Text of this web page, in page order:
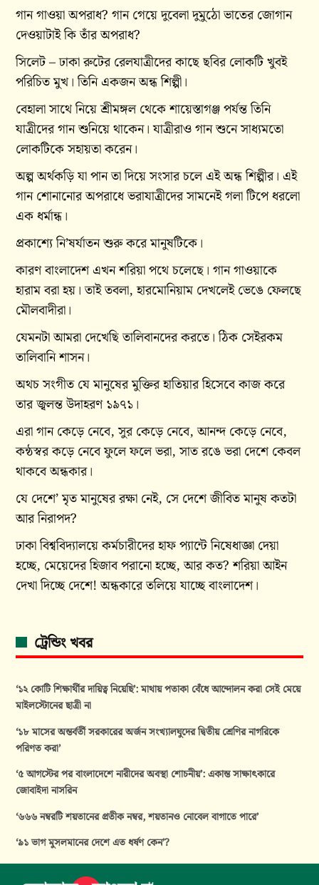
গান গাওয়া অপরাধ? গান গেয়ে দুবেলা দুমুঠো ভাতের জোগান
দেওয়াটাই কি তাঁর অপরাধ?
সিলেট – ঢাকা রুটের রেলযাত্রীদের কাছে ছবির লোকটি খুবই
পরিচিত মুখ। তিনি একজন অন্ধ শিল্পী।
বেহালা সাথে নিয়ে শ্রীমঙ্গল থেকে শায়েস্তাগঞ্জ পর্যন্ত তিনি
যাত্রীদের গান শুনিয়ে থাকেন। যাত্রীরাও গান শুনে সাধ্যমতো
লোকটিকে সহায়তা করেন।
অল্প অর্থকড়ি যা পান তা দিয়ে সংসার চলে এই অন্ধ শিল্পীর। এই
গান শোনানোর অপরাধে ভরাযাত্রীদের সামনেই গলা টিপে ধরলো
এক ধর্মান্ধ।
প্রকাশ্যে নি’ষর্যাতন শুরু করে মানুষটিকে।
কারণ বাংলাদেশ এখন শরিয়া পথে চলেছে। গান গাওয়াকে
হারাম বরা হয়। তাই তবলা, হারমোনিয়াম দেখলেই ভেঙে ফেলছে
মৌলবাদীরা।
যেমনটা আমরা দেখেছি তালিবানদের করতে। ঠিক সেইরকম
তালিবানি শাসন।
অথচ সংগীত যে মানুষের মুক্তির হাতিয়ার হিসেবে কাজ করে
তার জ্বলন্ত উদাহরণ ১৯৭১।
এরা গান কেড়ে নেবে, সুর কেড়ে নেবে, আনন্দ কেড়ে নেবে,
কন্ঠস্বর কড়ে নেবে ফুলে ফলে ভরা, সাত রঙে ভরা দেশে কেবল
থাকবে অন্ধকার।
যে দেশে’ মৃত মানুষের রক্ষা নেই, সে দেশে জীবিত মানুষ কতটা
আর‌ নিরাপদ?
ঢাকা বিশ্ববিদ্যালয়ে কর্মচারীদের হাফ প্যান্টে নিষেধাজ্ঞা দেয়া
হচ্ছে, মেয়েদের হিজাব পরানো হচ্ছে, আর কত? শরিয়া আইন
দেখা দিচ্ছে দেশে! অন্ধকারে তলিয়ে যাচ্ছে বাংলাদেশ।
ট্রেন্ডিং খবর
‘১২ কোটি শিক্ষার্থীর দায়িত্ব নিয়েছি’: মাথায় পতাকা বেঁধে আন্দোলন করা সেই মেয়ে
মাইলস্টোনের ছাত্রী না
‘১৮ মাসের অন্তর্বর্তী সরকারের অর্জন সংখ্যালঘুদের দ্বিতীয় শ্রেণির নাগরিকে
পরিণত করা’
‘৫ আগস্টের পর বাংলাদেশে নারীদের অবস্থা শোচনীয়’: একান্ত সাক্ষাৎকারে
জোবাইদা নাসরিন
‘৬৬৬ নম্বরটি শয়তানের প্রতীক নম্বর, শয়তানও নোবেল বাগাতে পারে’
‘৯১ ভাগ মুসলমানের দেশে এত ধর্ষণ কেন’?